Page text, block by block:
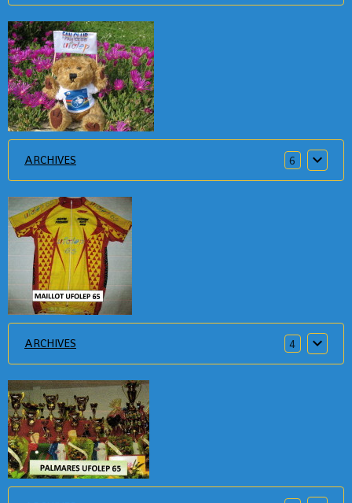
ARCHIVES 6
ARCHIVES 4